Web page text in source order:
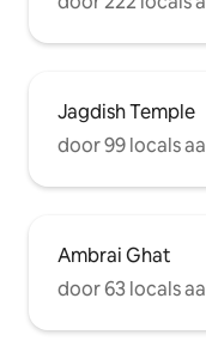
Jagdish Temple
door 99 locals
Ambrai Ghat
door 63 locals